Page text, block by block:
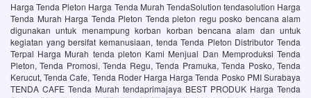
Harga Tenda Pleton Harga Tenda Murah TendaSolution tendasolution Harga
Tenda Murah Harga Tenda Pleton Tenda pleton regu posko bencana alam
digunakan untuk menampung korban korban bencana alam dan untuk
kegiatan yang bersifat kemanusiaan, tenda Tenda Pleton Distributor Tenda
Terpal Harga Murah tenda pleton Kami Menjual Dan Memproduksi Tenda
Pleton, Tenda Promosi, Tenda Regu, Tenda Pramuka, Tenda Posko, Tenda
Kerucut, Tenda Cafe, Tenda Roder Harga Harga Tenda Posko PMI Surabaya
TENDA CAFE Tenda Murah tendaprimajaya BEST PRODUK Harga Tenda